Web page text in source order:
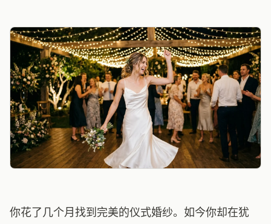
你花了几个月找到完美的仪式婚纱。如今你却在犹